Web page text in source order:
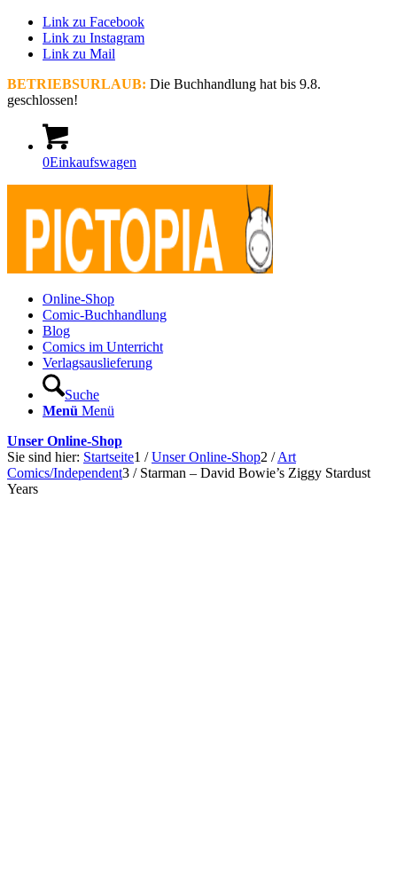
Link zu Facebook
Link zu Instagram
Link zu Mail
BETRIEBSURLAUB: Die Buchhandlung hat bis 9.8.
geschlossen!
0Einkaufswagen
Online-Shop
Comic-Buchhandlung
Blog
Comics im Unterricht
Verlagsauslieferung
Suche
Menü Menü
Unser Online-Shop
Sie sind hier: Startseite1 / Unser Online-Shop2 / Art
Comics/Independent3 / Starman – David Bowie’s Ziggy Stardust
Years